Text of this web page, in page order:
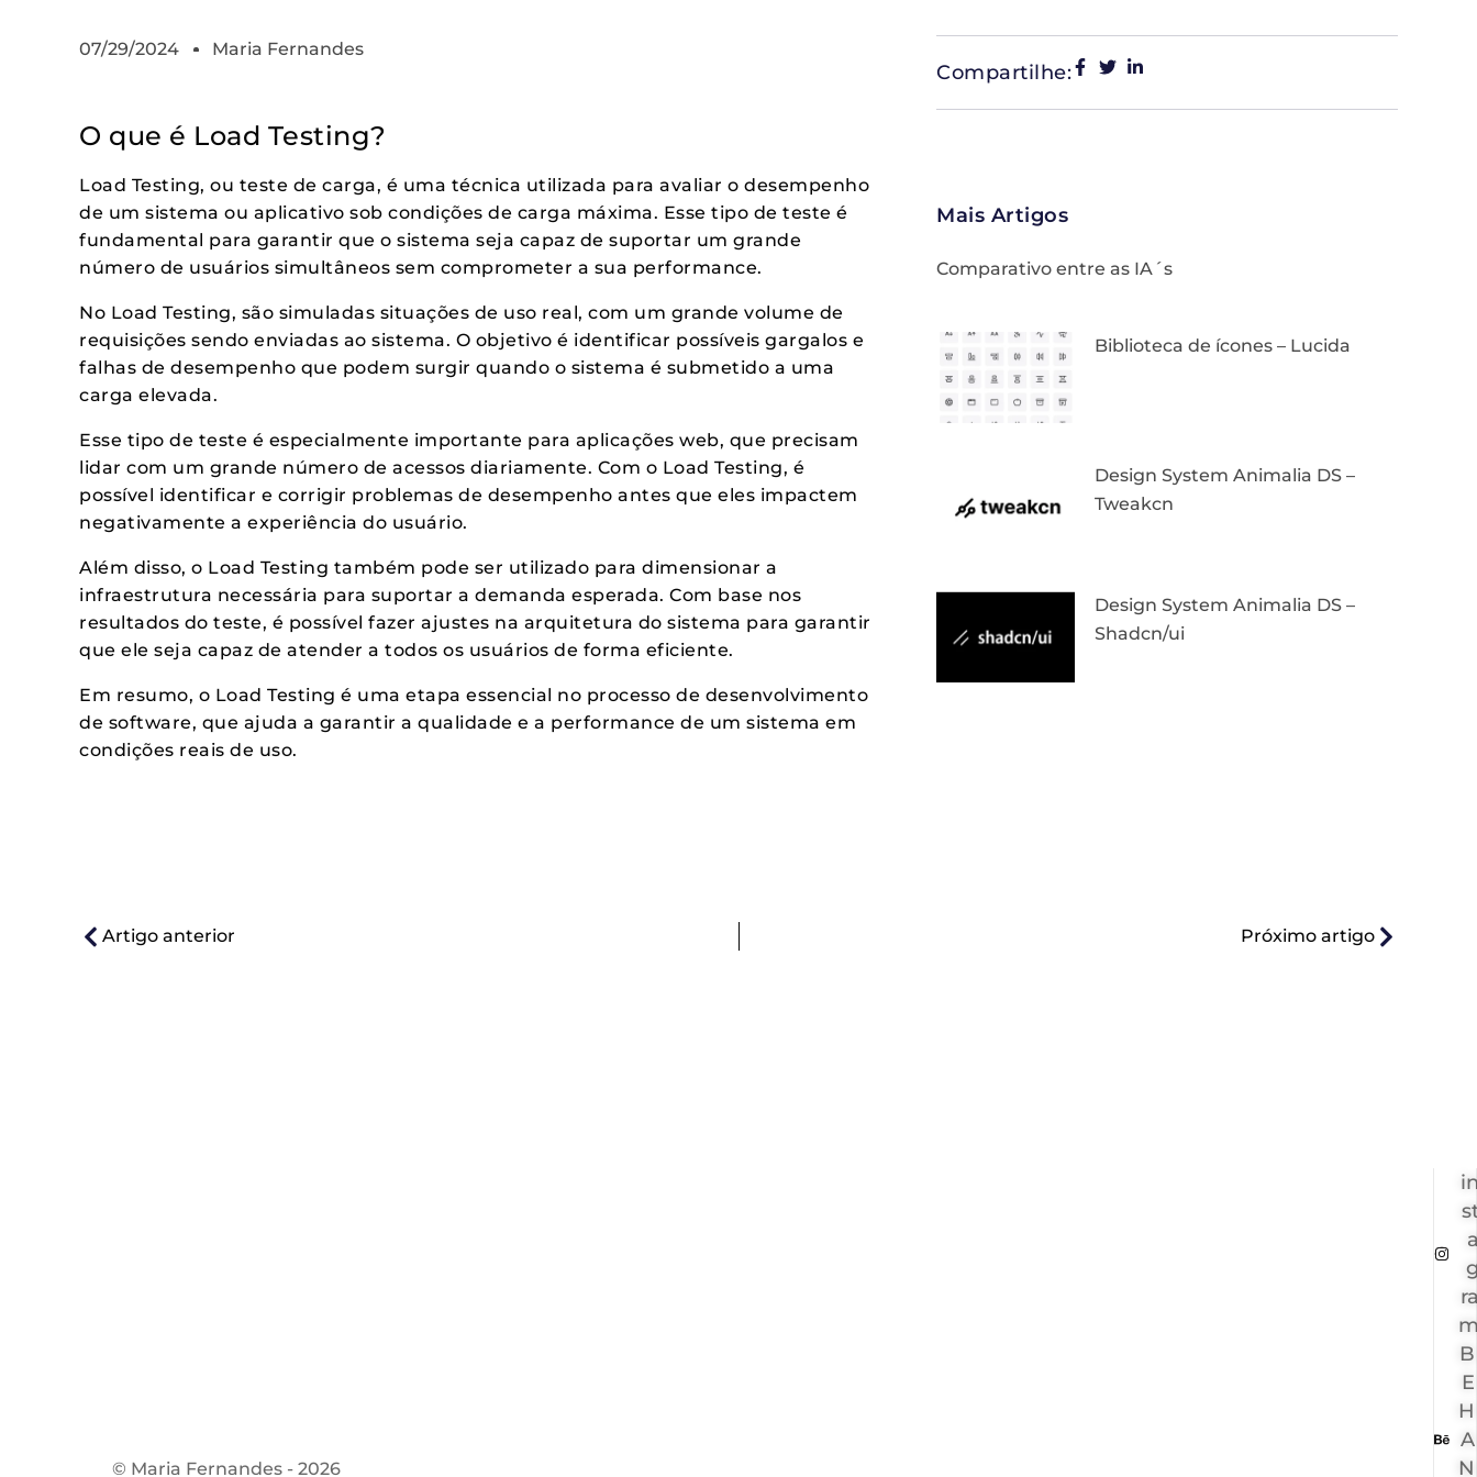
07/29/2024 Maria Fernandes
O que é Load Testing?
Load Testing, ou teste de carga, é uma técnica utilizada para avaliar o desempenho
de um sistema ou aplicativo sob condições de carga máxima. Esse tipo de teste é
fundamental para garantir que o sistema seja capaz de suportar um grande
número de usuários simultâneos sem comprometer a sua performance.
No Load Testing, são simuladas situações de uso real, com um grande volume de
requisições sendo enviadas ao sistema. O objetivo é identificar possíveis gargalos e
falhas de desempenho que podem surgir quando o sistema é submetido a uma
carga elevada.
Esse tipo de teste é especialmente importante para aplicações web, que precisam
lidar com um grande número de acessos diariamente. Com o Load Testing, é
possível identificar e corrigir problemas de desempenho antes que eles impactem
negativamente a experiência do usuário.
Além disso, o Load Testing também pode ser utilizado para dimensionar a
infraestrutura necessária para suportar a demanda esperada. Com base nos
resultados do teste, é possível fazer ajustes na arquitetura do sistema para garantir
que ele seja capaz de atender a todos os usuários de forma eficiente.
Em resumo, o Load Testing é uma etapa essencial no processo de desenvolvimento
de software, que ajuda a garantir a qualidade e a performance de um sistema em
condições reais de uso.
Compartilhe:
Mais Artigos
Comparativo entre as IA´s
Biblioteca de ícones – Lucida
Design System Animalia DS –
Tweakcn
Design System Animalia DS –
Shadcn/ui
Artigo anterior Próximo artigo
© Maria Fernandes - 2026
B
E
H
A
N